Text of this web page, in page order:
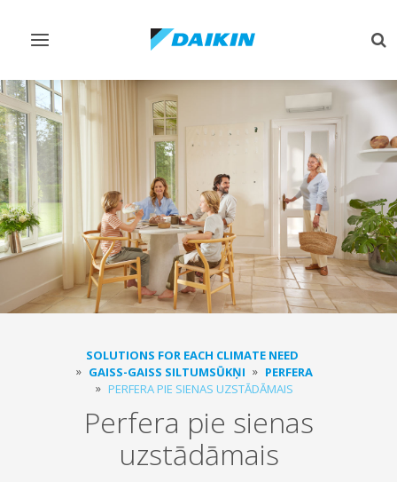
Pārslēgt
SOLUTIONS FOR EACH CLIMATE NEED
GAISS-GAISS SILTUMSŪKŅI
PERFERA
PERFERA PIE SIENAS UZSTĀDĀMAIS
Perfera pie sienas
uzstādāmais